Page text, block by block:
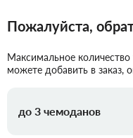
Пожалуйста,
Максимальное
можете добавить в заказ,
до 3 чемоданов